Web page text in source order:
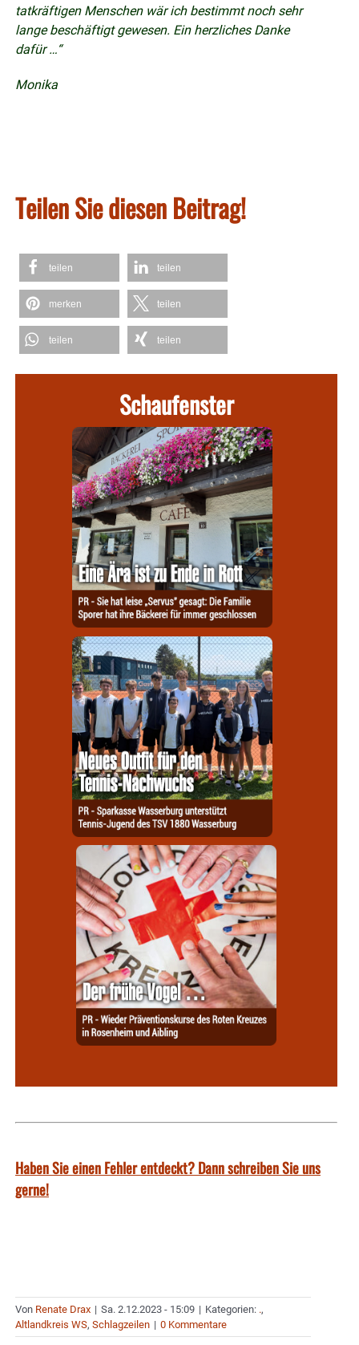
tatkräftigen Menschen wär ich bestimmt noch sehr
lange beschäftigt gewesen. Ein herzliches Danke
dafür …“
Monika
Teilen Sie diesen Beitrag!
teilen teilen
merken teilen
teilen teilen
Schaufenster
Haben Sie einen Fehler entdeckt? Dann schreiben Sie uns
gerne!
Von Renate Drax | Sa. 2.12.2023 - 15:09 | Kategorien: .,
Altlandkreis WS, Schlagzeilen | 0 Kommentare